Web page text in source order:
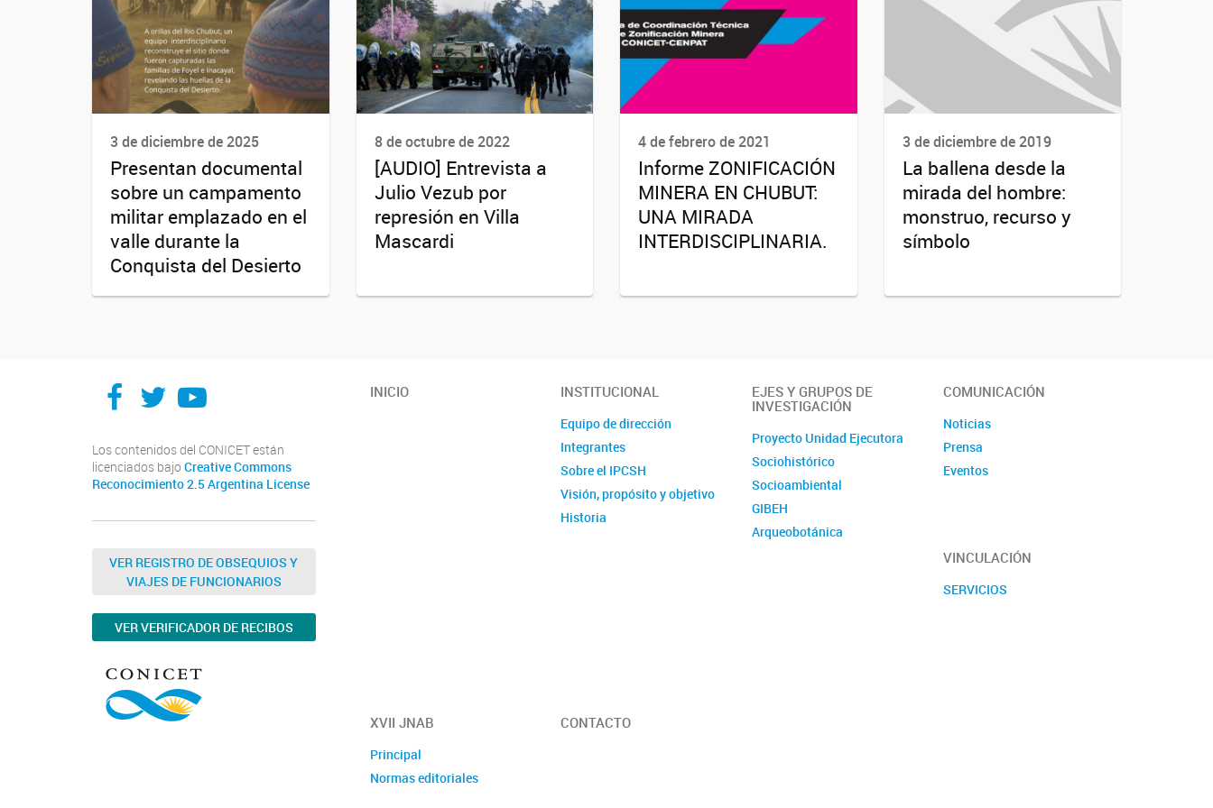
3 de diciembre de 2025
Presentan documental
sobre un campamento
militar emplazado en el
valle durante la
Conquista del Desierto
8 de octubre de 2022
[AUDIO] Entrevista a
Julio Vezub por
represión en Villa
Mascardi
4 de febrero de 2021
Informe ZONIFICACIÓN
MINERA EN CHUBUT:
UNA MIRADA
INTERDISCIPLINARIA.
3 de diciembre de 2019
La ballena desde la
mirada del hombre:
monstruo, recurso y
símbolo
Facebook
TwitterYouTube
Los contenidos del CONICET están
licenciados bajo Creative Commons
Reconocimiento 2.5 Argentina License
VER REGISTRO DE OBSEQUIOS Y
VIAJES DE FUNCIONARIOS
VER VERIFICADOR DE RECIBOS
INICIO INSTITUCIONAL
Equipo de dirección
Integrantes
Sobre el IPCSH
Visión, propósito y objetivo
Historia
EJES Y GRUPOS DE
INVESTIGACIÓN
Proyecto Unidad Ejecutora
Sociohistórico
Socioambiental
GIBEH
Arqueobotánica
COMUNICACIÓN
Noticias
Prensa
Eventos
VINCULACIÓN
SERVICIOS
XVII JNAB
Principal
Normas editoriales
CONTACTO